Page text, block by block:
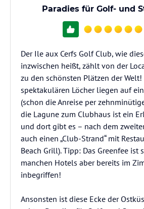
Paradies für Golf- und
Der Ile aux Cerfs Golf Club, wie
inzwischen heißt, zählt von der
zu den schönsten Plätzen der Welt!
spektakulären Löcher liegen auf
(schon die Anreise per
die Lagune zum Clubhaus ist ein
und dort gibt es – nach dem
auch einen „Club-Strand“ mit
Beach Grill). Tipp: Das Greenfee ist
manchen Hotels aber bereits im
inbegriffen!
Ansonsten ist diese Ecke der